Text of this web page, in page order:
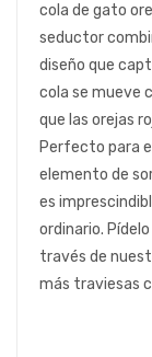
cola de gato
seductor
diseño que
cola se mueve
que las orejas
Perfecto para
elemento de
es
ordinario.
través de
más traviesas